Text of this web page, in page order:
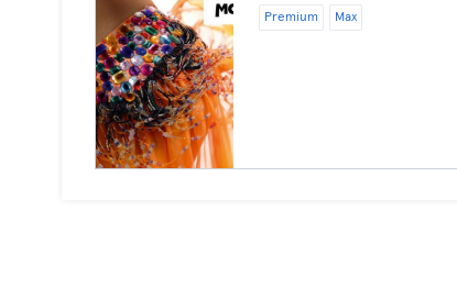
Premium Max